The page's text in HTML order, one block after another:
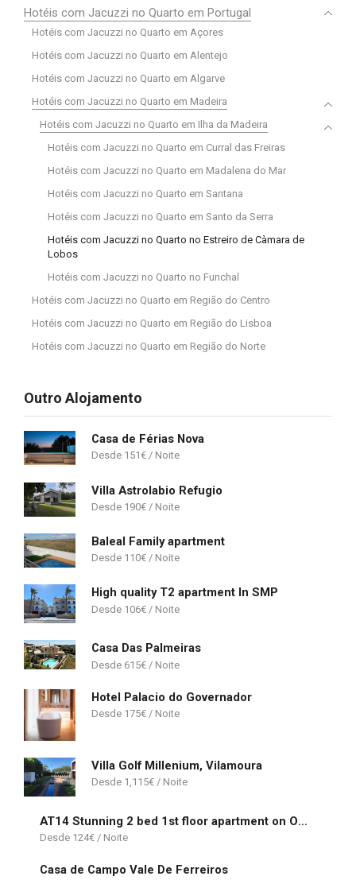
Hotéis com Jacuzzi no Quarto em Portugal
Hotéis com Jacuzzi no Quarto em Açores
Hotéis com Jacuzzi no Quarto em Alentejo
Hotéis com Jacuzzi no Quarto em Algarve
Hotéis com Jacuzzi no Quarto em Madeira
Hotéis com Jacuzzi no Quarto em Ilha da Madeira
Hotéis com Jacuzzi no Quarto em Curral das Freiras
Hotéis com Jacuzzi no Quarto em Madalena do Mar
Hotéis com Jacuzzi no Quarto em Santana
Hotéis com Jacuzzi no Quarto em Santo da Serra
Hotéis com Jacuzzi no Quarto no Estreiro de Càmara de
Lobos
Hotéis com Jacuzzi no Quarto no Funchal
Hotéis com Jacuzzi no Quarto em Região do Centro
Hotéis com Jacuzzi no Quarto em Região do Lisboa
Hotéis com Jacuzzi no Quarto em Região do Norte
Outro Alojamento
Casa de Férias Nova
151€
Villa Astrolabio Refugio
190€
Baleal Family apartment
110€
High quality T2 apartment In SMP
106€
Casa Das Palmeiras
615€
Hotel Palacio do Governador
175€
Villa Golf Millenium, Vilamoura
1,115€
AT14 Stunning 2 bed 1st floor apartment on Oasis Parque near Alvor
124€
Casa de Campo Vale De Ferreiros